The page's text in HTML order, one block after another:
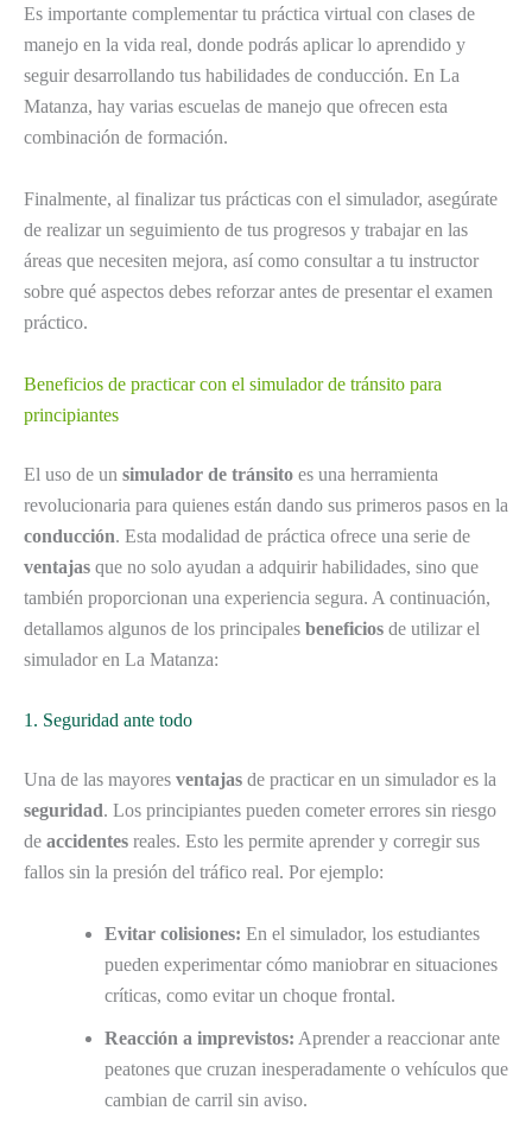
Es importante complementar tu práctica virtual con clases de
manejo en la vida real, donde podrás aplicar lo aprendido y
seguir desarrollando tus habilidades de conducción. En La
Matanza, hay varias escuelas de manejo que ofrecen esta
combinación de formación.
Finalmente, al finalizar tus prácticas con el simulador, asegúrate
de realizar un seguimiento de tus progresos y trabajar en las
áreas que necesiten mejora, así como consultar a tu instructor
sobre qué aspectos debes reforzar antes de presentar el examen
práctico.
Beneficios de practicar con el simulador de tránsito para
principiantes
El uso de un simulador de tránsito es una herramienta
revolucionaria para quienes están dando sus primeros pasos en la
conducción. Esta modalidad de práctica ofrece una serie de
ventajas que no solo ayudan a adquirir habilidades, sino que
también proporcionan una experiencia segura. A continuación,
detallamos algunos de los principales beneficios de utilizar el
simulador en La Matanza:
1. Seguridad ante todo
Una de las mayores ventajas de practicar en un simulador es la
seguridad. Los principiantes pueden cometer errores sin riesgo
de accidentes reales. Esto les permite aprender y corregir sus
fallos sin la presión del tráfico real. Por ejemplo:
Evitar colisiones: En el simulador, los estudiantes
pueden experimentar cómo maniobrar en situaciones
críticas, como evitar un choque frontal.
Reacción a imprevistos: Aprender a reaccionar ante
peatones que cruzan inesperadamente o vehículos que
cambian de carril sin aviso.